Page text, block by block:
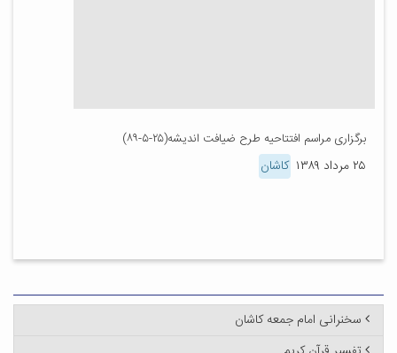
برگزاری مراسم افتتاحیه طرح ضیافت اندیشه(۲۵-۵-۸۹)
۲۵ مرداد ۱۳۸۹ کاشان
سخنرانی امام جمعه کاشان